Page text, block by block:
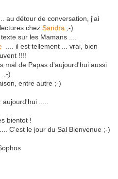
au détour de conversation, j'ai
chez Sandra ;-)
sur les Mamans ....
.... il est tellement ... vrai, bien
!!!!
mal de Papas d'aujourd'hui aussi
,-)
entre autre ;-)
.....
bientot !
C'est le jour du Sal Bienvenue ;-)